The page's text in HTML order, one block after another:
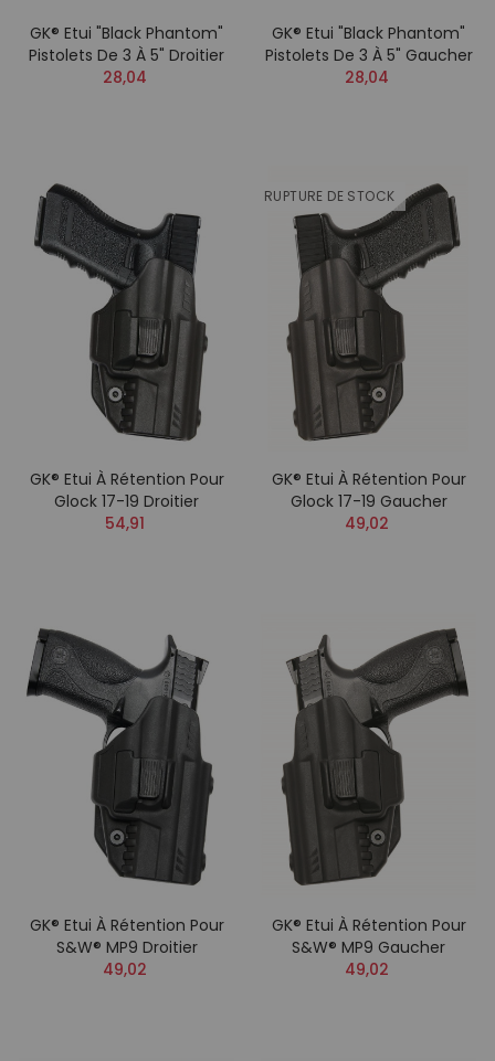
GK® Etui "Black Phantom"
Pistolets De 3 À 5" Droitier
28,04
GK® Etui "Black Phantom"
Pistolets De 3 À 5" Gaucher
28,04
GK® Etui À Rétention Pour
Glock 17-19 Droitier
54,91
RUPTURE DE STOCK
GK® Etui À Rétention Pour
Glock 17-19 Gaucher
49,02
GK® Etui À Rétention Pour
S&W® MP9 Droitier
49,02
GK® Etui À Rétention Pour
S&W® MP9 Gaucher
49,02